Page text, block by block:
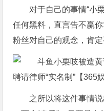
对于自己的事情“小
任何黑料，直言告不赢
粉丝对自己的观念，肯定
之所以将这件事情